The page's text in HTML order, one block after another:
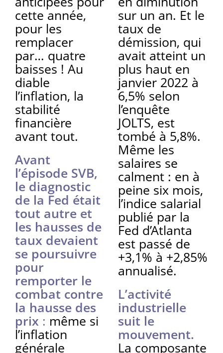
cette année,
pour les
remplacer
par… quatre
baisses ! Au
diable
l’inflation, la
stabilité
financière
avant tout.
Avant
l’épisode SVB,
le diagnostic
de la Fed était
tout autre et
les hausses de
taux devaient
se poursuivre
pour
remporter le
combat contre
la hausse des
prix : même si
l’inflation
générale
sur un an. Et le
taux de
démission, qui
avait atteint un
plus haut en
janvier 2022 à
6,5% selon
l’enquête
JOLTS, est
tombé à 5,8%.
Même les
salaires se
calment : en à
peine six mois,
l’indice salarial
publié par la
Fed d’Atlanta
est passé de
+3,1% à +2,85%
annualisé.
L’activité
industrielle
suit le
mouvement.
La composante